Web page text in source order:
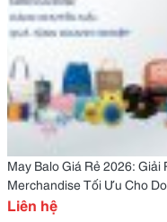
May Balo Giá Rẻ 2026: Giải
Merchandise Tối Ưu Cho
Nghiệp
Liên hệ